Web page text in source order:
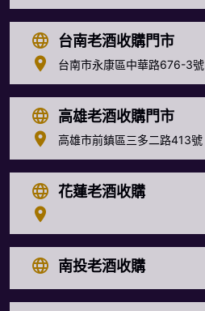
台南老酒收購門市
台南市永康區中華路676-3號
高雄老酒收購門市
高雄市前鎮區三多二路413號
花蓮老酒收購
南投老酒收購